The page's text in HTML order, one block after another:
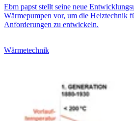
Ebm papst stellt seine neue
Wärmepumpen vor, um die Heiztechnik
Anforderungen zu entwickeln.
Wärmetechnik